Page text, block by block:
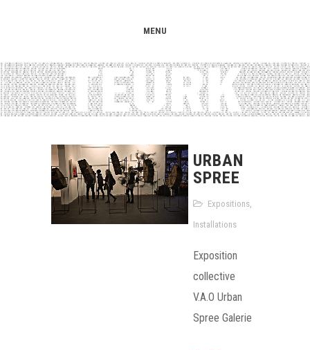
MENU
URBAN
SPREE
Expositions,
Installations
Exposition
collective
V.A.O Urban
Spree Galerie